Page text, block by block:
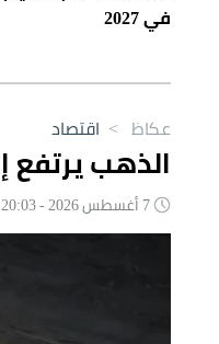
في 2027
عكاظ > اقتصاد
الذهب يرتفع